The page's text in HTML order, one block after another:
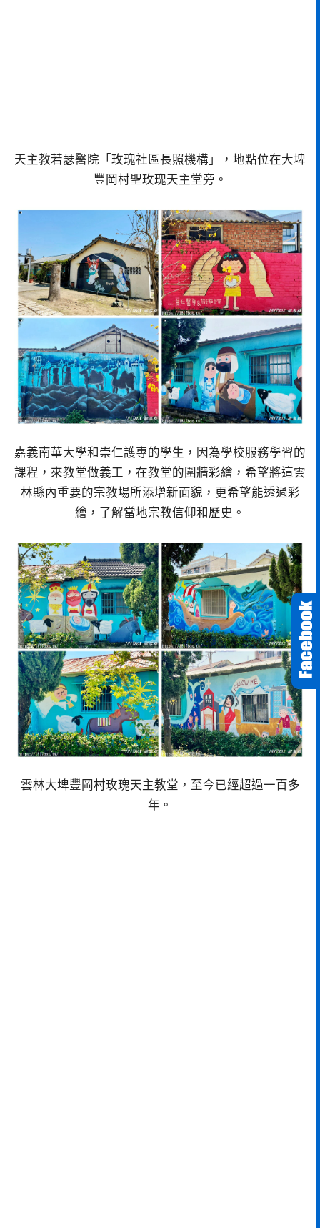
天主教若瑟醫院「玫瑰社區長照機構」，地點位在大埤
豐岡村聖玫瑰天主堂旁。
嘉義南華大學和崇仁護專的學生，因為學校服務學習的
課程，來教堂做義工，在教堂的圍牆彩繪，希望將這雲
林縣內重要的宗教場所添增新面貌，更希望能透過彩
繪，了解當地宗教信仰和歷史。
雲林大埤豐岡村玫瑰天主教堂，至今已經超過一百多
年。